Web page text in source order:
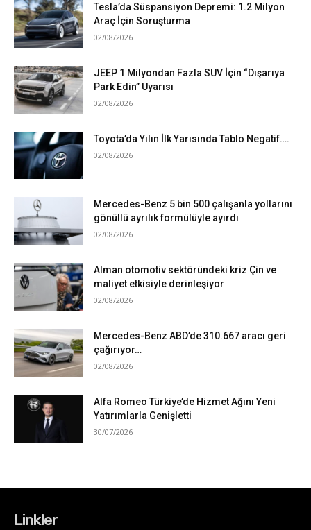
Linkler